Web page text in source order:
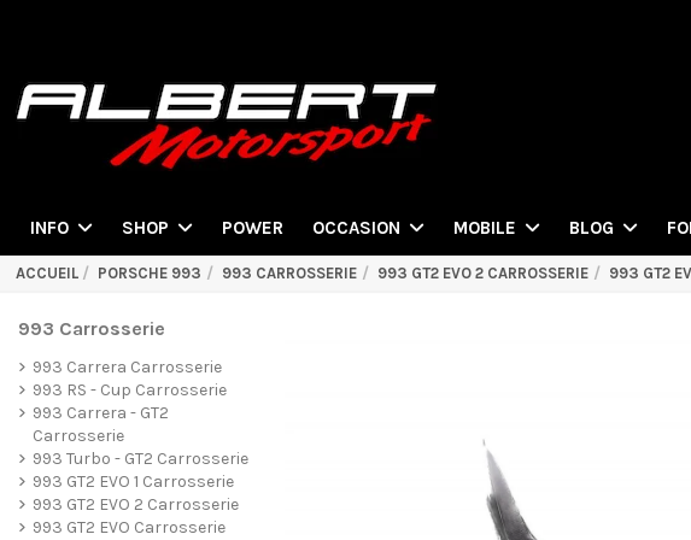
INFO SHOP POWER OCCASION MOBILE BLOG
ACCUEIL PORSCHE 993 993 CARROSSERIE 993 GT2 EVO 2 CARROSSERIE 993 GT2
993 Carrosserie
993 Carrera Carrosserie
993 RS - Cup Carrosserie
993 Carrera - GT2
Carrosserie
993 Turbo - GT2 Carrosserie
993 GT2 EVO 1 Carrosserie
993 GT2 EVO 2 Carrosserie
993 GT2 EVO Carrosserie